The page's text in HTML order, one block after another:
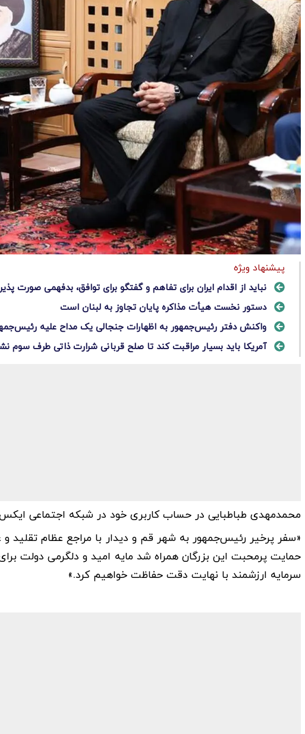
پیشنهاد ویژه
نباید از اقدام ایران برای تفاهم و گفتگو برای توافق، بدفهمی صورت
دستور نخست هیأت مذاکره پایان تجاوز به لبنان است
واکنش دفتر رئیس‌جمهور به اظهارات جنجالی یک مداح علیه
آمریکا باید بسیار مراقبت کند تا صلح قربانی شرارت ذاتی طرف سوم
محمدمهدی طباطبایی در حساب کاربری خود در شبکه اجتماعی
«سفر پرخیر رئیس‌جمهور به شهر قم و دیدار با مراجع عظام تقلید
حمایت پرمحبت این بزرگان همراه شد مایه امید و دلگرمی دولت
سرمایه ارزشمند با نهایت دقت حفاظت خواهیم کرد.»